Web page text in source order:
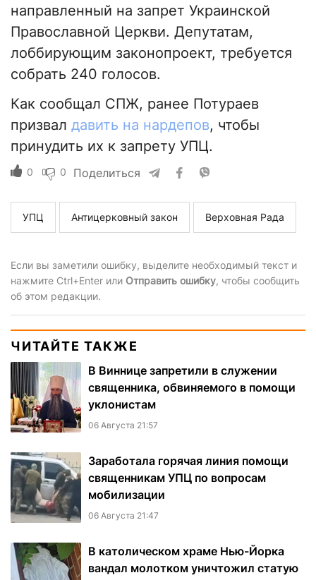
направленный на запрет Украинской
Православной Церкви. Депутатам,
лоббирующим законопроект, требуется
собрать 240 голосов.
Как сообщал СПЖ, ранее Потураев
призвал давить на нардепов, чтобы
принудить их к запрету УПЦ.
0 0 Поделиться
УПЦ Антицерковный закон Верховная Рада
Если вы заметили ошибку, выделите необходимый текст и
нажмите Ctrl+Enter или Отправить ошибку, чтобы сообщить
об этом редакции.
ЧИТАЙТЕ ТАКЖЕ
В Виннице запретили в служении
священника, обвиняемого в помощи
уклонистам
06 Августа 21:57
Заработала горячая линия помощи
священникам УПЦ по вопросам
мобилизации
06 Августа 21:47
В католическом храме Нью-Йорка
вандал молотком уничтожил статую